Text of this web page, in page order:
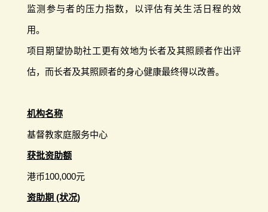
监测参与者的压力指数，以评估有关生活日程的效
用。
项目期望协助社工更有效地为长者及其照顾者作出评
估，而长者及其照顾者的身心健康最终得以改善。
机构名称
基督教家庭服务中心
获批资助额
港币100,000元
资助期 (状况)